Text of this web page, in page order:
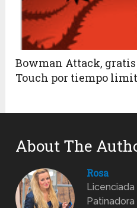
Bowman Attack,
Touch por tiempo
About The
Rosa